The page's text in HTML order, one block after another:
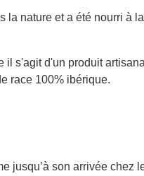
nature et a été nourri à
s'agit d'un produit
race 100% ibérique.
jusqu’à son arrivée chez